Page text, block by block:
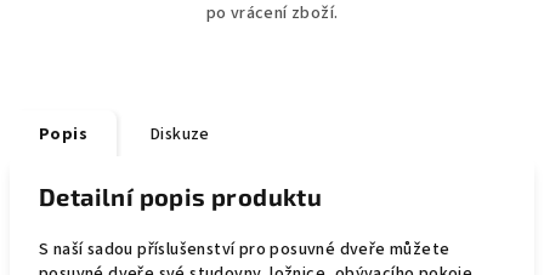
po vrácení zboží.
Popis Diskuze
Detailní popis produktu
S naší sadou příslušenství pro posuvné dveře můžete